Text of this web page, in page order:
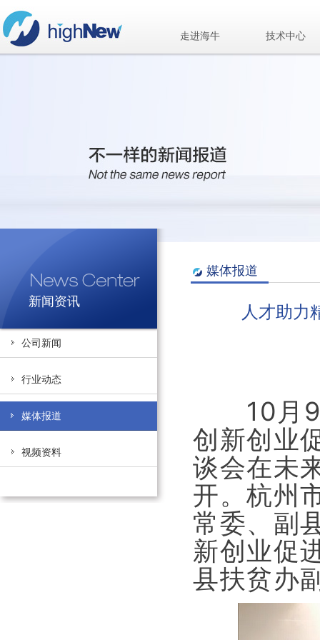
走进海牛 技术中心
新闻资讯
公司新闻
行业动态
媒体报道
视频资料
媒体报道
人才助力
10月
创新创业
谈会在未
开。杭州
常委、副
新创业促
县扶贫办